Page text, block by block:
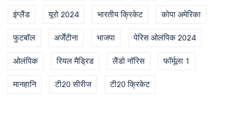
इंग्लैंड यूरो 2024 भारतीय क्रिकेट कोपा अमेरिका
फुटबॉल अर्जेंटीना भाजपा पेरिस ओलंपिक 2024
ओलंपिक रियल मैड्रिड लैंडो नॉरिस फॉर्मूला 1
मानहानि टी20 सीरीज टी20 क्रिकेट